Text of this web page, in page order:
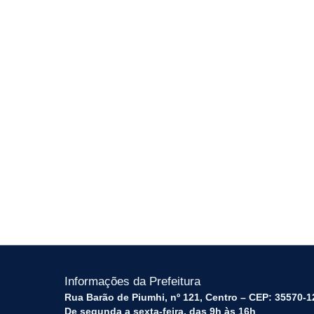
Informações da Prefeitura
Rua Barão de Piumhi, nº 121, Centro – CEP: 35570-
De segunda a sexta-feira, das 9h às 16h